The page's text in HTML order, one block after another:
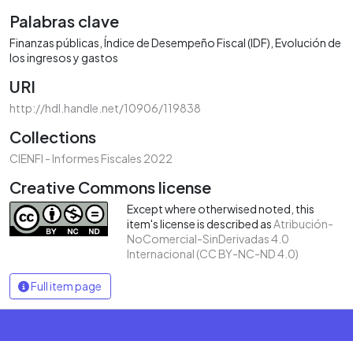
Palabras clave
Finanzas públicas Índice de Desempeño Fiscal (IDF) Evolución de
los ingresos y gastos
URI
http://hdl.handle.net/10906/119838
Collections
CIENFI - Informes Fiscales 2022
Creative Commons license
Except where otherwised noted, this
item's license is described asAtribución-
NoComercial-SinDerivadas 4.0
Internacional (CC BY-NC-ND 4.0)
Full item page